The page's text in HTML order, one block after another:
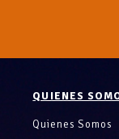
Footer
QUIENES
Quienes Somos